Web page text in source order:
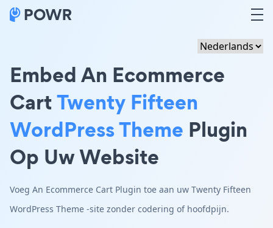
Embed An Ecommerce
CartTwenty Fifteen
WordPress Theme Plugin
Op Uw Website
Voeg An Ecommerce Cart Plugin toe aan uw Twenty Fifteen
WordPress Theme -site zonder codering of hoofdpijn.